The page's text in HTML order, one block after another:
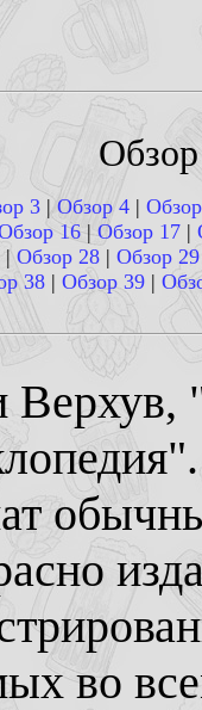
3 |Обзор 4 |
16 |Обзор 17 |
| Обзор 28 | Обзор 29
38| Обзор 39|
Верхув,
во